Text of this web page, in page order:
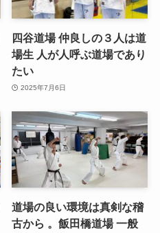
四谷道場 仲良しの３人は道
場生 人が人呼ぶ道場であり
たい
2025年7月6日
道場の良い環境は真剣な稽
古から 。飯田橋道場 一般